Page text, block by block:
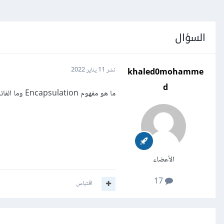
السؤال
khaled0mohamme
d
الأعضاء
نشر 11 يناير 2022
ما هو مفهوم Encapsulation وما الفائدة منه
اقتباس